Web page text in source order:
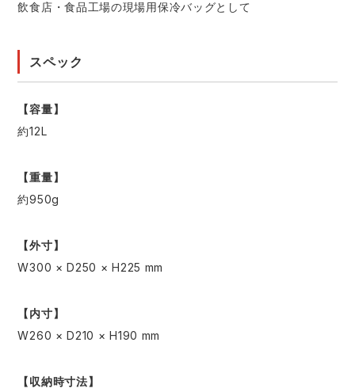
飲食店・食品工場の現場用保冷バッグとして
スペック
【容量】
約12L
【重量】
約950g
【外寸】
W300 × D250 × H225 mm
【内寸】
W260 × D210 × H190 mm
【収納時寸法】